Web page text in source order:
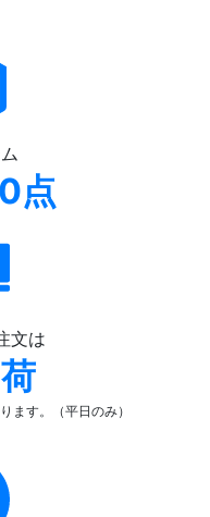
点
文は
ます。（平日のみ）